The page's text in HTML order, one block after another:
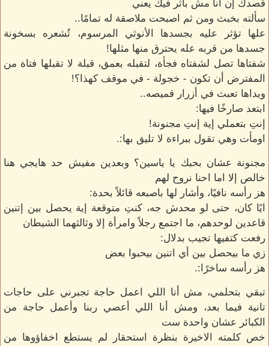
قصدك إن انا مش بأثر فيك يعني
سألته بخبث ومن ثم اصبحت ملاصقة له تمامًا..
علها تؤثر عليه بجسدها الأنوثي المرسوم، تُشعره بسخونة
جسدها من قربه عله يحترق منها مثلها!
شفتاها تصل لشفتاه فجأة، لتقبله بعمق، قبلة لا تقبلها فتاة من
المفترض أن تكون - خجولة - في موقف كهذا؟!
ويداها تعبث في أزرار قميصه..
ابتعد صارخًا فيها:
إنتِ بتعملي إية إنتِ مجنونة!
اومأت وهي تقول ببراءة لا تليق بها:.
مجنونة عشان بحبك يا ياسين؟ وبعدين مفيش حد هايجي هنا
خالص إلا اما احنا نروح لهم
هز رأسه نافيًا، وأشار لها باصبعه قائلاً بحدة:
ايًا كان، حتى لو محدش جه، كنتِ متوقعة إية يحصل بين إتنين
قاعدين لوحدهم، ما اجتمع رجلاً وامرأة إلا وثالثهما الشيطان
رفعت كتفيها تجيب بدلال:
زي ما بيحصل بين أي اتنين بيحبوا بعض
هز رأسه ساخرًا:.
تبقي بتحلمي، مش أنا اللي اعمل حاجة تجبرني على حاجات
تانية فيما بعد، ومش أنا اللي أعصي ربنا وأعمل حاجة من
الكبائر عشان واحدة ست
خص كلمته الاخيرة بنظرة استحقار لم يستطع اخفاؤوها من